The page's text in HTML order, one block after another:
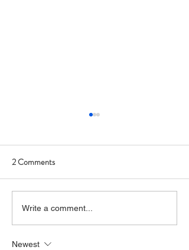
Art Hop 2019 (photos)
2 Comments
Write a comment...
Newest